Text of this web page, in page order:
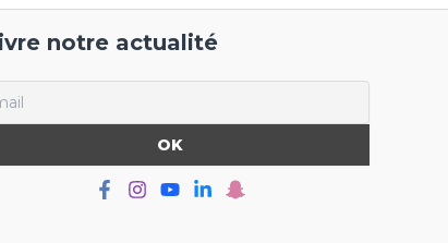
notre actualité